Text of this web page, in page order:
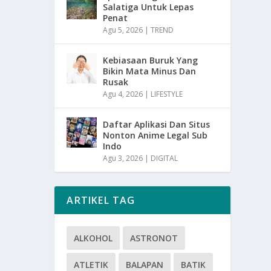
Salatiga Untuk Lepas
Penat
Agu 5, 2026 |TREND
Kebiasaan Buruk Yang
Bikin Mata Minus Dan
Rusak
Agu 4, 2026 | LIFESTYLE
Daftar Aplikasi Dan Situs
Nonton Anime Legal Sub
Indo
Agu 3, 2026 | DIGITAL
ARTIKEL TAG
ALKOHOL ASTRONOT
ATLETIK BALAPAN BATIK